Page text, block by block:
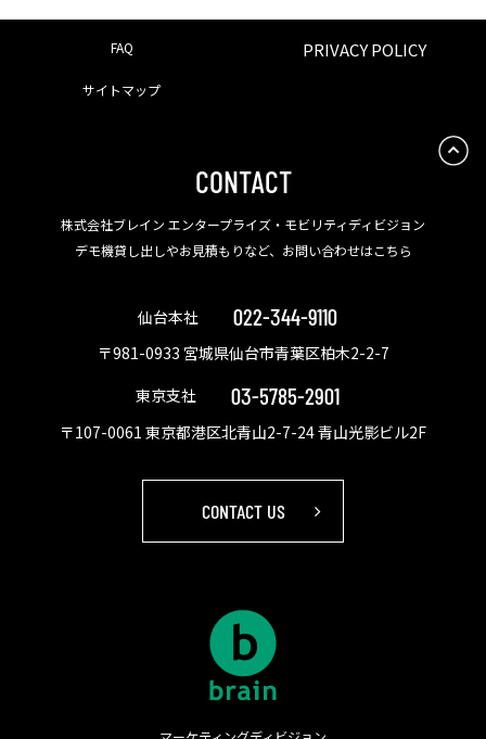
FAQ PRIVACY POLICY
サイトマップ
CONTACT
株式会社ブレイン エンタープライズ・モビリティディビジョン
デモ機貸し出しやお見積もりなど、お問い合わせはこちら
仙台本社 022-344-9110
〒981-0933 宮城県仙台市青葉区柏木2-2-7
東京支社
03-5785-2901
〒107-0061 東京都港区北青山2-7-24 青山光影ビル2F
CONTACT US